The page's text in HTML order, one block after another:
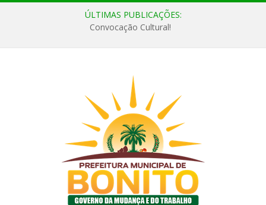
ÚLTIMAS PUBLICAÇÕES:
Convocação Cultural!